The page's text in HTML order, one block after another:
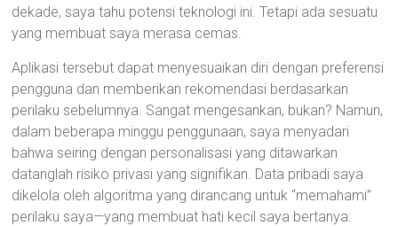
dekade, saya tahu potensi teknologi ini. Tetapi ada sesuatu
yang membuat saya merasa cemas.
Aplikasi tersebut dapat menyesuaikan diri dengan preferensi
pengguna dan memberikan rekomendasi berdasarkan
perilaku sebelumnya. Sangat mengesankan, bukan? Namun,
dalam beberapa minggu penggunaan, saya menyadari
bahwa seiring dengan personalisasi yang ditawarkan
datanglah risiko privasi yang signifikan. Data pribadi saya
dikelola oleh algoritma yang dirancang untuk “memahami”
perilaku saya—yang membuat hati kecil saya bertanya: